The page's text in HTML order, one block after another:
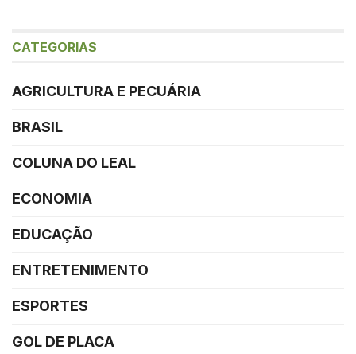
CATEGORIAS
AGRICULTURA E PECUÁRIA
BRASIL
COLUNA DO LEAL
ECONOMIA
EDUCAÇÃO
ENTRETENIMENTO
ESPORTES
GOL DE PLACA